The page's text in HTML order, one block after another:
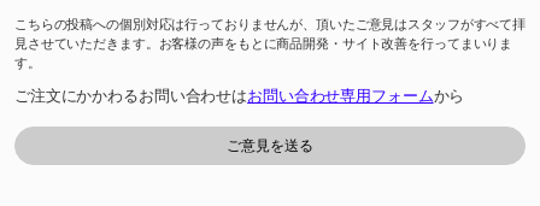
こちらの投稿への個別対応は行っておりませんが、頂いたご意見はスタッフがすべて拝
見させていただきます。お客様の声をもとに商品開発・サイト改善を行ってまいりま
す。
ご注文にかかわるお問い合わせはお問い合わせ専用フォームから